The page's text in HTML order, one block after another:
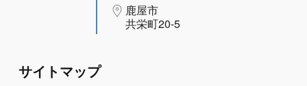
鹿屋市
共栄町20-5
サイトマップ